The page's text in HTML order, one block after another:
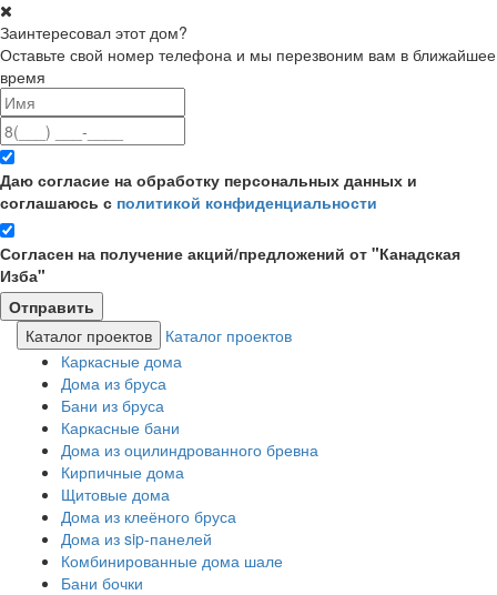
Заинтересовал этот дом?
Оставьте свой номер телефона и мы перезвоним вам в ближайшее
время
Даю согласие на обработку персональных данных и
соглашаюсь с политикой конфиденциальности
Согласен на получение акций/предложений от "Канадская
Изба"
Каталог проектов
Каталог проектов
Каркасные дома
Дома из бруса
Бани из бруса
Каркасные бани
Дома из оцилиндрованного бревна
Кирпичные дома
Щитовые дома
Дома из клеёного бруса
Дома из sip-панелей
Комбинированные дома шале
Бани бочки